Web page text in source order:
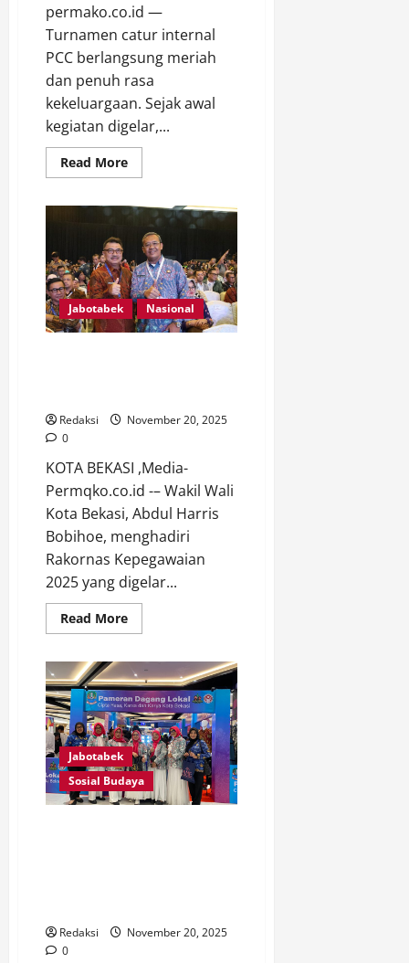
permako.co.id —
Turnamen catur internal
PCC berlangsung meriah
dan penuh rasa
kekeluargaan. Sejak awal
kegiatan digelar,...
Read MoreRead
more
dan
Berkesan:
Turnamen
Catur
Internal
PCC
Warnai
Hari
Pahlawan
dan
Jabotabek Nasional
Redaksi
November 20, 2025
0
KOTA BEKASI ,Media-
Permqko.co.id -– Wakil Wali
Kota Bekasi, Abdul Harris
Bobihoe, menghadiri
Rakornas Kepegawaian
2025 yang digelar...
Read MoreRead
more
Harris
Bobihoe
Dorong
Penguatan
Manajemen
ASN
di
Rakornas
Kepegawaian
2025
Jabotabek
Sosial Budaya
Redaksi
November 20, 2025
0